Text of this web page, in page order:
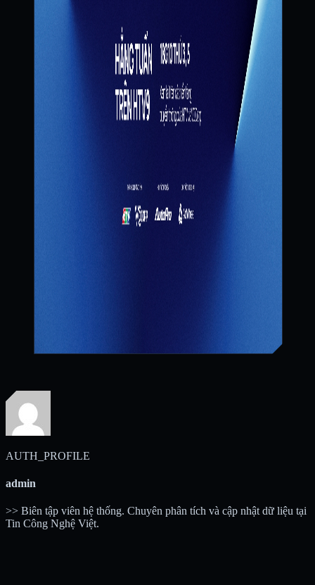
AUTH_PROFILE
admin
>> Biên tập viên hệ thống. Chuyên phân tích và cập nhật dữ liệu tại
Tin Công Nghệ Việt.